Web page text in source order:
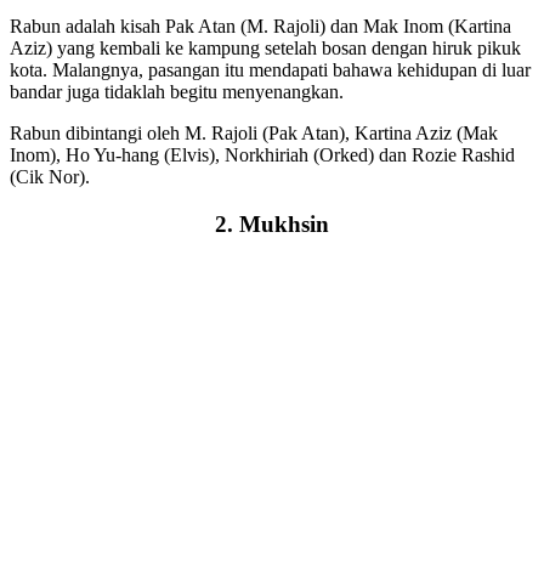
Rabun adalah kisah Pak Atan (M. Rajoli) dan Mak Inom (Kartina
Aziz) yang kembali ke kampung setelah bosan dengan hiruk pikuk
kota. Malangnya, pasangan itu mendapati bahawa kehidupan di luar
bandar juga tidaklah begitu menyenangkan.
Rabun dibintangi oleh M. Rajoli (Pak Atan), Kartina Aziz (Mak
Inom), Ho Yu-hang (Elvis), Norkhiriah (Orked) dan Rozie Rashid
(Cik Nor).
2. Mukhsin